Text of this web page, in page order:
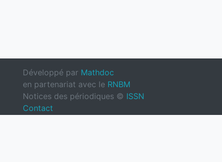
Développé par Mathdoc
en partenariat avec le RNBM
Notices des périodiques © ISSN
Contact